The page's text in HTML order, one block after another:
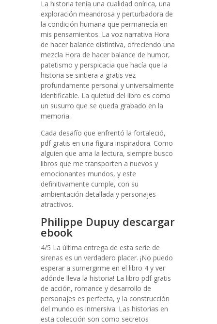
La historia tenía una cualidad onírica, una
exploración meandrosa y perturbadora de
la condición humana que permanecía en
mis pensamientos. La voz narrativa Hora
de hacer balance distintiva, ofreciendo una
mezcla Hora de hacer balance de humor,
patetismo y perspicacia que hacía que la
historia se sintiera a gratis vez
profundamente personal y universalmente
identificable. La quietud del libro es como
un susurro que se queda grabado en la
memoria.
Cada desafío que enfrentó la fortaleció,
pdf gratis en una figura inspiradora. Como
alguien que ama la lectura, siempre busco
libros que me transporten a nuevos y
emocionantes mundos, y este
definitivamente cumple, con su
ambientación detallada y personajes
atractivos.
Philippe Dupuy descargar
ebook
4/5 La última entrega de esta serie de
sirenas es un verdadero placer. ¡No puedo
esperar a sumergirme en el libro 4 y ver
adónde lleva la historia! La libro pdf gratis
de acción, romance y desarrollo de
personajes es perfecta, y la construcción
del mundo es inmersiva. Las historias en
esta colección son como secretos